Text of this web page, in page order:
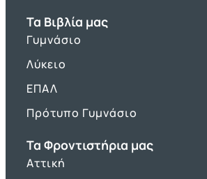
Τα Βιβλία μας
Γυμνάσιο
Λύκειο
ΕΠΑΛ
Πρότυπο Γυμνάσιο
Τα Φροντιστήρια μας
Αττική